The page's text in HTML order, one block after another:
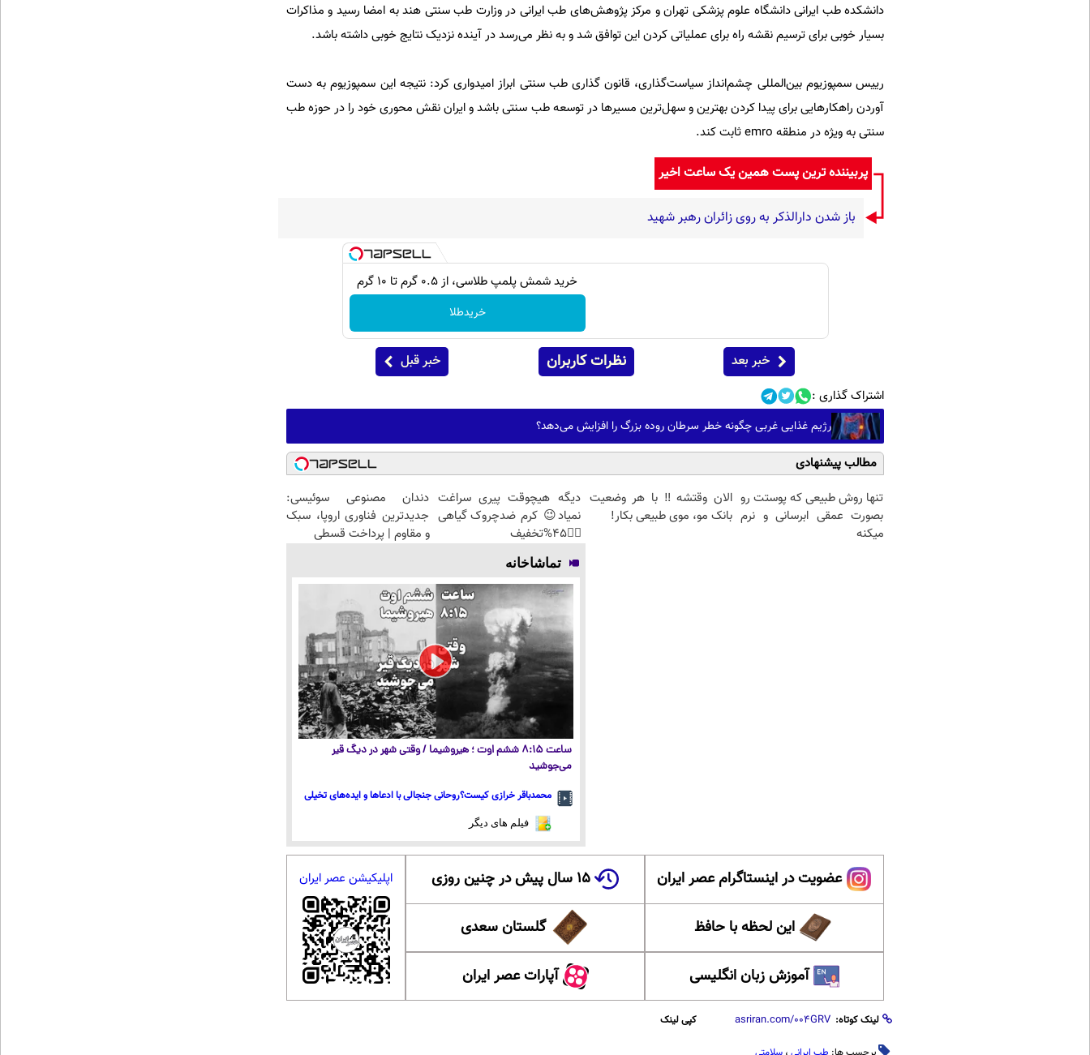
دانشکده طب ایرانی دانشگاه علوم پزشکی تهران و مرکز پژوهش‌های طب ایرانی در وزارت طب سنتی هند به امضا رسید و مذاکرات
بسیار خوبی برای ترسیم نقشه راه برای عملیاتی کردن این توافق شد و به نظر می‌رسد در آینده نزدیک نتایج خوبی داشته باشد.
رییس سمپوزیوم بین‌المللی چشم‌انداز سیاست‌گذاری، قانون گذاری طب سنتی ابراز امیدواری کرد: نتیجه این سمپوزیوم به دست
آوردن راهکارهایی برای پیدا کردن بهترین و سهل‌ترین مسیرها در توسعه طب سنتی باشد و ایران نقش محوری خود را در حوزه طب
سنتی به ویژه در منطقه emro ثابت کند.
پربیننده ترین پست همین یک ساعت اخیر
باز شدن دارالذکر به روی زائران رهبر شهید
خرید شمش پلمپ طلاسی، از ۰.۵ گرم تا ۱۰ گرم
خریدطلا
خبر بعد نظرات کاربران خبر قبل
اشتراک گذاری :
رژیم غذایی غربی چگونه خطر سرطان روده بزرگ را افزایش می‌دهد؟
مطالب پیشنهادی
تنها روش طبیعی که پوستت رو
بصورت عمقی ابرسانی و نرم
میکنه
الان وقتشه‼️ با هر وضعیت
بانک مو، موی طبیعی بکار!
دیگه هیچوقت پیری سراغت
نمیاد😉 کرم ضدچروک گیاهی
👈🏻45%تخفیف
دندان مصنوعی سوئیسی:
جدیدترین فناوری اروپا، سبک
و مقاوم | پرداخت قسطی
تماشاخانه
ساعت ۸:۱۵ ششم اوت ؛ هیروشیما / وقتی شهر در دیگ قیر
می‌جوشید
محمدباقر خرازی کیست؟روحانی جنجالی با ادعاها و ایده‌های تخیلی
فیلم های دیگر
عضویت در اینستاگرام عصر ایران ۱۵ سال پیش در چنین روزی
این لحظه با حافظ گلستان سعدی
آموزش زبان انگلیسی آپارات عصر ایران
اپلیکیشن عصر ایران
لینک کوتاه: کپی لینک